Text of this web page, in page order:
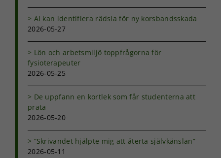
AI kan identifiera rädsla för ny korsbandsskada
2026-05-27
Lön och arbetsmiljö toppfrågorna för
fysioterapeuter
2026-05-25
De uppfann en kortlek som får studenterna att
prata
2026-05-20
”Skrivandet hjälpte mig att återta självkänslan”
2026-05-11